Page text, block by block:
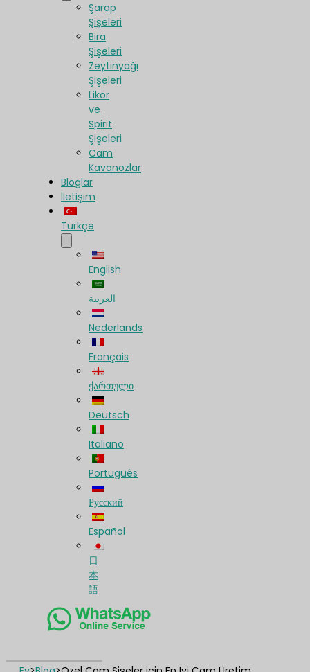
Şarap
Şişeleri
Bira
Şişeleri
Zeytinyağı
Şişeleri
Likör
ve
Spirit
Şişeleri
Cam
Kavanozlar
Bloglar
İletişim
Türkçe
English
العربية
Nederlands
Français
ქართული
Deutsch
Italiano
Português
Русский
Español
日
本
語